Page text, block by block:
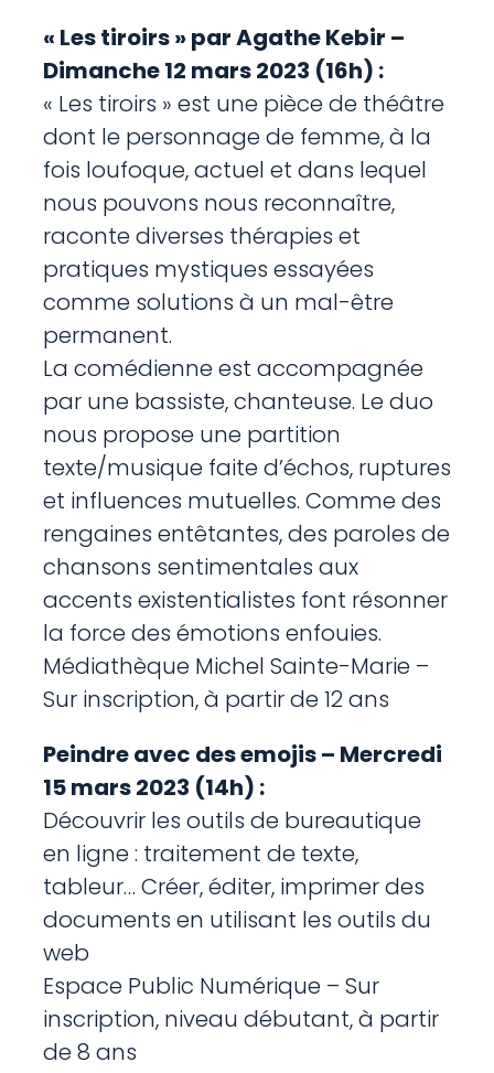
« Les tiroirs » par Agathe Kebir –
Dimanche 12 mars 2023 (16h) :
« Les tiroirs » est une pièce de théâtre
dont le personnage de femme, à la
fois loufoque, actuel et dans lequel
nous pouvons nous reconnaître,
raconte diverses thérapies et
pratiques mystiques essayées
comme solutions à un mal-être
permanent.
La comédienne est accompagnée
par une bassiste, chanteuse. Le duo
nous propose une partition
texte/musique faite d’échos, ruptures
et influences mutuelles. Comme des
rengaines entêtantes, des paroles de
chansons sentimentales aux
accents existentialistes font résonner
la force des émotions enfouies.
Médiathèque Michel Sainte-Marie –
Sur inscription, à partir de 12 ans
Peindre avec des emojis – Mercredi
15 mars 2023 (14h) :
Découvrir les outils de bureautique
en ligne : traitement de texte,
tableur… Créer, éditer, imprimer des
documents en utilisant les outils du
web
Espace Public Numérique – Sur
inscription, niveau débutant, à partir
de 8 ans